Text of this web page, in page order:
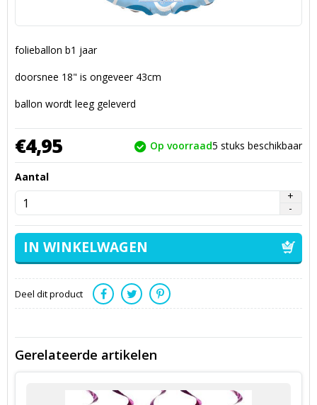
folieballon b1 jaar
doorsnee 18" is ongeveer 43cm
ballon wordt leeg geleverd
€4,95 Op voorraad5 stuks beschikbaar
Aantal
Deel dit product
Gerelateerde artikelen